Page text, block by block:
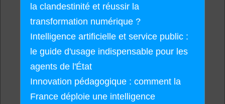
la clandestinité et réussir la
transformation numérique ?
Intelligence artificielle et service public :
le guide d'usage indispensable pour les
agents de l'État
Innovation pédagogique : comment la
France déploie une intelligence